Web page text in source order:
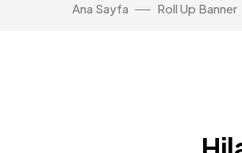
Ana Sayfa Roll Up Banner